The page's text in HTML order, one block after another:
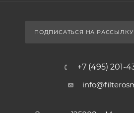
ПОДПИСАТЬСЯ НА РАССЫЛКУ
+7 (495) 201-